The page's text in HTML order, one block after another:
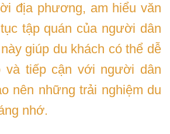
địa phương, am hiểu văn
tập quán của người dân
giúp du khách có thể dễ
và tiếp cận với người dân
nên những trải nghiệm du
nhớ.